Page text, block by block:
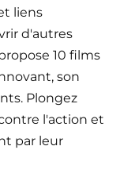
liens
d'autres
10 films
son
Plongez
l'action et
par leur